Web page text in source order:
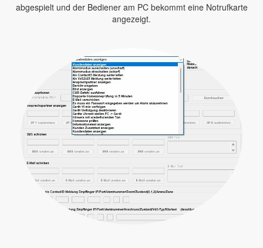
abgespielt und der Bediener am PC bekommt eine Notrufkarte
angezeigt.